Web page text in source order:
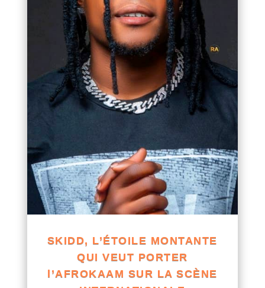
SKIDD, L’ÉTOILE MONTANTE
QUI VEUT PORTER
l’AFROKAAM SUR LA SCÈNE